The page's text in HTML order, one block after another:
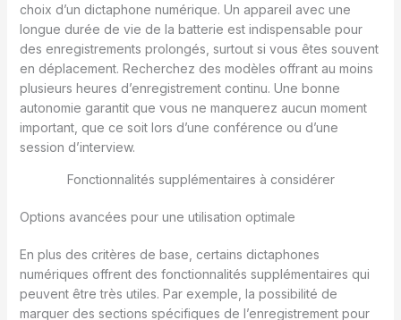
choix d’un dictaphone numérique. Un appareil avec une
longue durée de vie de la batterie est indispensable pour
des enregistrements prolongés, surtout si vous êtes souvent
en déplacement. Recherchez des modèles offrant au moins
plusieurs heures d’enregistrement continu. Une bonne
autonomie garantit que vous ne manquerez aucun moment
important, que ce soit lors d’une conférence ou d’une
session d’interview.
Fonctionnalités supplémentaires à considérer
Options avancées pour une utilisation optimale
En plus des critères de base, certains dictaphones
numériques offrent des fonctionnalités supplémentaires qui
peuvent être très utiles. Par exemple, la possibilité de
marquer des sections spécifiques de l’enregistrement pour